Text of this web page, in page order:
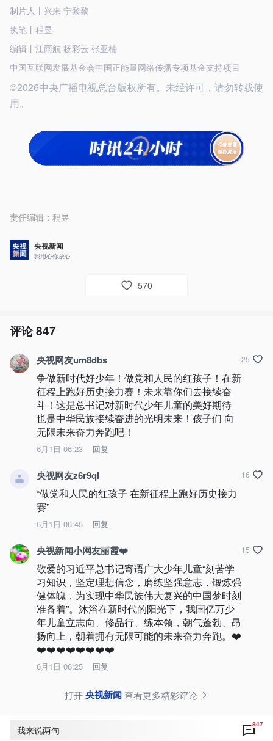
制片人丨兴来 宁黎黎
执笔丨程昱
编辑丨江雨航 杨彩云 张亚楠
中国互联网发展基金会中国正能量网络传播专项基金支持项目
©2026中央广播电视总台版权所有。未经许可，请勿转载使
用。
责任编辑： 程昱
央视新闻
我用心你放心
570
评论847
央视网友um8dbs
争做新时代好少年！做党和人民的红孩子！在新
征程上跑好历史接力赛！未来靠你们去接续奋
斗！这是总书记对新时代少年儿童的美好期待
也是中华民族接续奋进的光明未来！孩子们 向
无限未来奋力奔跑吧！
6月1日 06:23 回复
25
央视网友z6r9ql
“做党和人民的红孩子 在新征程上跑好历史接力
赛”
6月1日 06:45 回复
16
央视新闻小网友丽霞❤️
敬爱的习近平总书记寄语广大少年儿童“刻苦学
习知识，坚定理想信念，磨练坚强意志，锻炼强
健体魄，为实现中华民族伟大复兴的中国梦时刻
准备着”。沐浴在新时代的阳光下，我国亿万少
年儿童立志向、修品行、练本领，朝气蓬勃、昂
扬向上，朝着拥有无限可能的未来奋力奔跑。❤️
❤️❤️❤️❤️❤️❤️❤️❤️
6月1日 06:25 回复
15
打开央视新闻查看更多精彩评论
我来说两句 847